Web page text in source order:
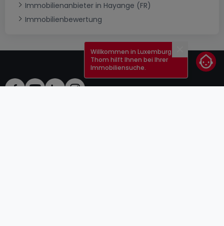
Immobilienanbieter in Hayange (FR)
Immobilienbewertung
Schließen
Willkommen in Luxemburg!
Thom hilft Ihnen bei Ihrer
Immobiliensuche.